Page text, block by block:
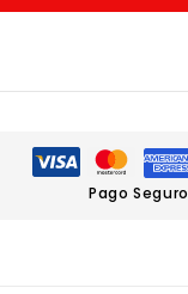
Pago Seguro